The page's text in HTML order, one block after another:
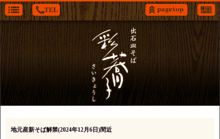
地元産新そば解禁(2024年12月6日)間近